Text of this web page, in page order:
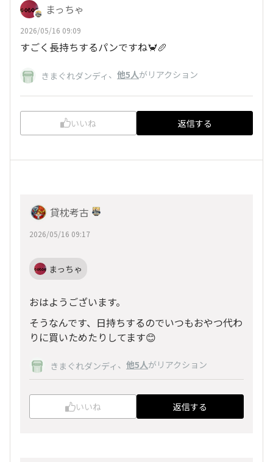
まっちゃ
2026/05/16 09:09
すごく長持ちするパンですね🦀🥖
きまぐれダンディ 、 他5人がリアクション
いいね 返信する
貸枕考古
2026/05/16 09:17
まっちゃ
おはようございます。
そうなんです、日持ちするのでいつもおやつ代わ
りに買いためたりしてます😊
きまぐれダンディ 、 他5人がリアクション
いいね 返信する